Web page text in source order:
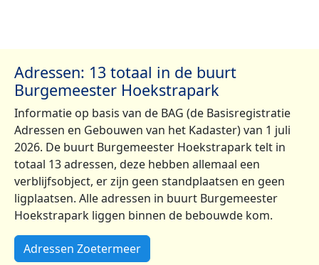
Adressen: 13 totaal in de buurt
Burgemeester Hoekstrapark
Informatie op basis van de BAG (de Basisregistratie
Adressen en Gebouwen van het Kadaster) van 1 juli
2026. De buurt Burgemeester Hoekstrapark telt in
totaal 13 adressen, deze hebben allemaal een
verblijfsobject, er zijn geen standplaatsen en geen
ligplaatsen. Alle adressen in buurt Burgemeester
Hoekstrapark liggen binnen de bebouwde kom.
Adressen Zoetermeer